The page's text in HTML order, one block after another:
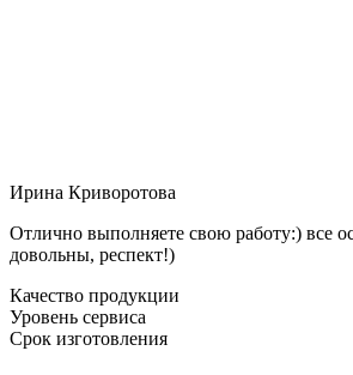
Ирина Криворотова
Отлично выполняете свою работу:) все
довольны, респект!)
Качество продукции
Уровень сервиса
Срок изготовления